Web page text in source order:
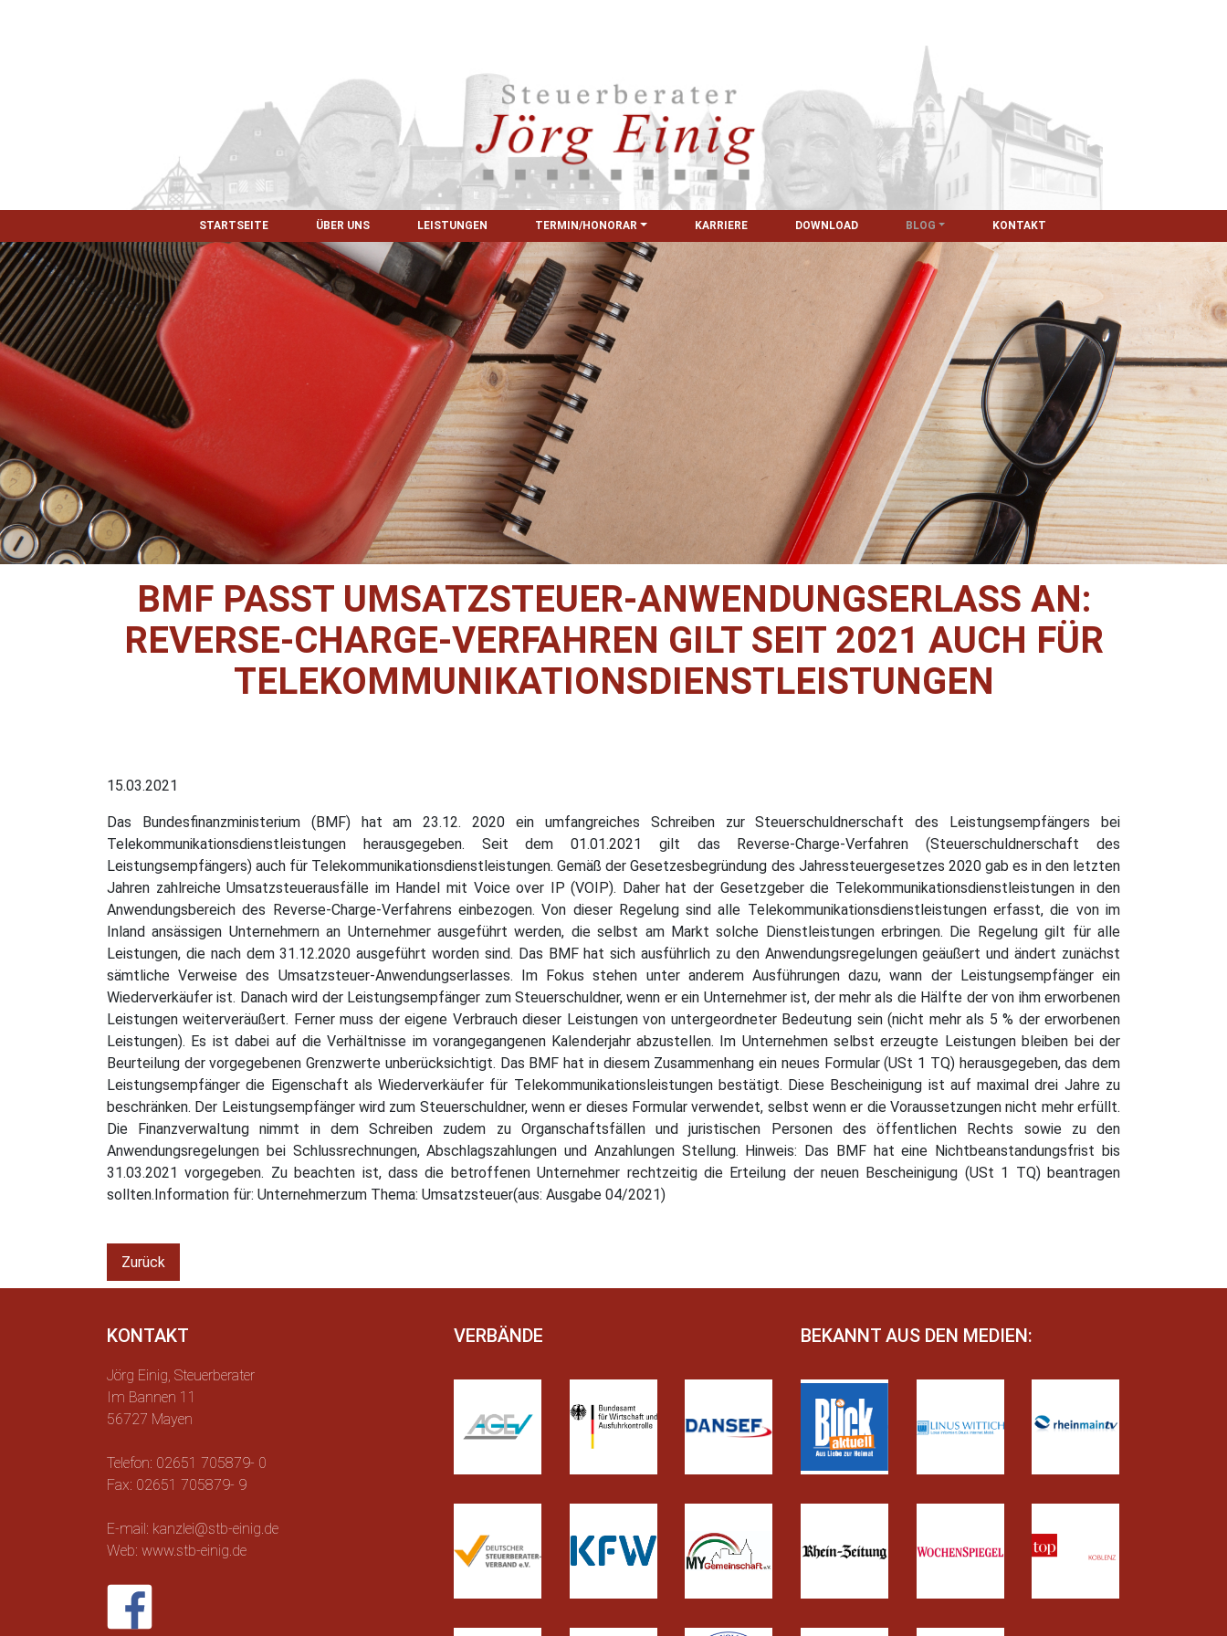
STARTSEITE ÜBER UNS LEISTUNGEN TERMIN/HONORAR KARRIERE DOWNLOAD BLOG KONTAKT
BMF PASST UMSATZSTEUER-ANWENDUNGSERLASS AN:
REVERSE-CHARGE-VERFAHREN GILT SEIT 2021 AUCH FÜR
TELEKOMMUNIKATIONSDIENSTLEISTUNGEN
15.03.2021
Das Bundesfinanzministerium (BMF) hat am 23.12. 2020 ein umfangreiches Schreiben zur Steuerschuldnerschaft des Leistungsempfängers bei
Telekommunikationsdienstleistungen herausgegeben. Seit dem 01.01.2021 gilt das Reverse-Charge-Verfahren (Steuerschuldnerschaft des
Leistungsempfängers) auch für Telekommunikationsdienstleistungen. Gemäß der Gesetzesbegründung des Jahressteuergesetzes 2020 gab es in den letzten
Jahren zahlreiche Umsatzsteuerausfälle im Handel mit Voice over IP (VOIP). Daher hat der Gesetzgeber die Telekommunikationsdienstleistungen in den
Anwendungsbereich des Reverse-Charge-Verfahrens einbezogen. Von dieser Regelung sind alle Telekommunikationsdienstleistungen erfasst, die von im
Inland ansässigen Unternehmern an Unternehmer ausgeführt werden, die selbst am Markt solche Dienstleistungen erbringen. Die Regelung gilt für alle
Leistungen, die nach dem 31.12.2020 ausgeführt worden sind. Das BMF hat sich ausführlich zu den Anwendungsregelungen geäußert und ändert zunächst
sämtliche Verweise des Umsatzsteuer-Anwendungserlasses. Im Fokus stehen unter anderem Ausführungen dazu, wann der Leistungsempfänger ein
Wiederverkäufer ist. Danach wird der Leistungsempfänger zum Steuerschuldner, wenn er ein Unternehmer ist, der mehr als die Hälfte der von ihm erworbenen
Leistungen weiterveräußert. Ferner muss der eigene Verbrauch dieser Leistungen von untergeordneter Bedeutung sein (nicht mehr als 5 % der erworbenen
Leistungen). Es ist dabei auf die Verhältnisse im vorangegangenen Kalenderjahr abzustellen. Im Unternehmen selbst erzeugte Leistungen bleiben bei der
Beurteilung der vorgegebenen Grenzwerte unberücksichtigt. Das BMF hat in diesem Zusammenhang ein neues Formular (USt 1 TQ) herausgegeben, das dem
Leistungsempfänger die Eigenschaft als Wiederverkäufer für Telekommunikationsleistungen bestätigt. Diese Bescheinigung ist auf maximal drei Jahre zu
beschränken. Der Leistungsempfänger wird zum Steuerschuldner, wenn er dieses Formular verwendet, selbst wenn er die Voraussetzungen nicht mehr erfüllt.
Die Finanzverwaltung nimmt in dem Schreiben zudem zu Organschaftsfällen und juristischen Personen des öffentlichen Rechts sowie zu den
Anwendungsregelungen bei Schlussrechnungen, Abschlagszahlungen und Anzahlungen Stellung. Hinweis: Das BMF hat eine Nichtbeanstandungsfrist bis
31.03.2021 vorgegeben. Zu beachten ist, dass die betroffenen Unternehmer rechtzeitig die Erteilung der neuen Bescheinigung (USt 1 TQ) beantragen
sollten.Information für: Unternehmerzum Thema: Umsatzsteuer(aus: Ausgabe 04/2021)
Zurück
KONTAKT
Jörg Einig, Steuerberater
Im Bannen 11
56727 Mayen
Telefon: 02651 705879- 0
Fax: 02651 705879- 9
E-mail: kanzlei@stb-einig.de
Web: www.stb-einig.de
VERBÄNDE BEKANNT AUS DEN MEDIEN: